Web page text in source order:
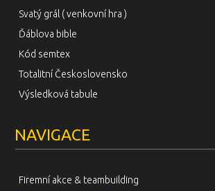
Svatý grál ( venkovní hra )
Ďáblova bible
Kód semtex
Totalitní Československo
Výsledková tabule
NAVIGACE
Firemní akce & teambuilding